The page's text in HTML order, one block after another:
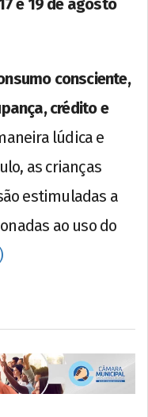
consciente,
crédito e
lúdica e
as crianças
estimuladas a
ao uso do